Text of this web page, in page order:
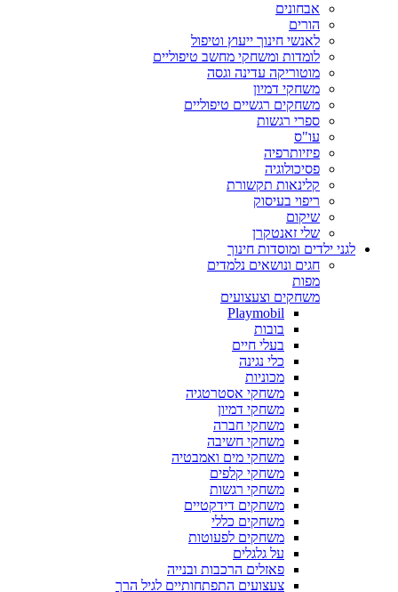
אבחונים
הורים
לאנשי חינוך ייעוץ וטיפול
לומדות ומשחקי מחשב טיפוליים
מוטוריקה עדינה וגסה
משחקי דמיון
משחקים רגשיים טיפוליים
ספרי רגשות
עו"ס
פיזיותרפיה
פסיכולוגיה
קלינאות תקשורת
ריפוי בעיסוק
שיקום
שלי זאנטקרן
לגני ילדים ומוסדות חינוך
חגים ונושאים נלמדים
מפות
משחקים וצעצועים
Playmobil
בובות
בעלי חיים
כלי נגינה
מכוניות
משחקי אסטרטגיה
משחקי דמיון
משחקי חברה
משחקי חשיבה
משחקי מים ואמבטיה
משחקי קלפים
משחקי רגשות
משחקים דידקטיים
משחקים כללי
משחקים לפעוטות
על גלגלים
פאזלים הרכבות ובנייה
צעצועים התפתחותיים לגיל הרך